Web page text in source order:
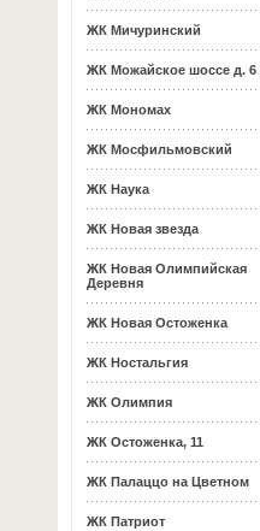
ЖК Мичуринский
ЖК Можайское шоссе д. 6
ЖК Мономах
ЖК Мосфильмовский
ЖК Наука
ЖК Новая звезда
ЖК Новая Олимпийская
Деревня
ЖК Новая Остоженка
ЖК Ностальгия
ЖК Олимпия
ЖК Остоженка, 11
ЖК Палаццо на Цветном
ЖК Патриот